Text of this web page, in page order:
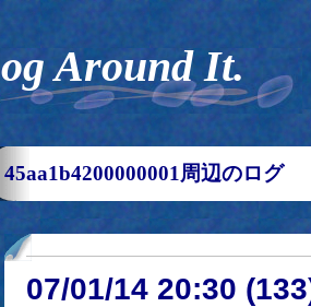
Log Around It.
45aa1b4200000001周辺のログ
07/01/14 20:30